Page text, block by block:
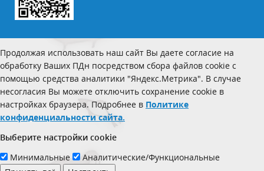
Продолжая использовать наш сайт Вы даете согласие на
обработку Ваших ПДн посредством сбора файлов cookie с
помощью средства аналитики "Яндекс.Метрика". В случае
несогласия Вы можете отключить сохранение cookie в
настройках браузера. Подробнее в Политике
конфиденциальности сайта.
Выберите настройки cookie
Минимальные
Аналитические/Функциональные